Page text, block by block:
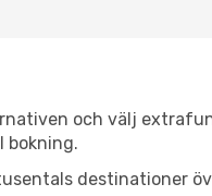
och välj
bokning.
destinationer